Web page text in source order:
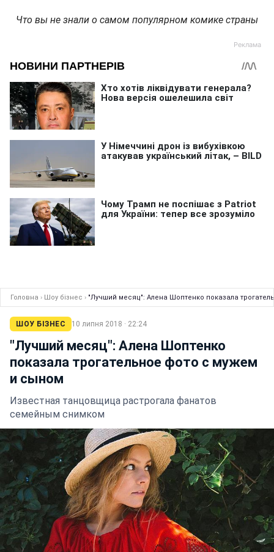
Что вы не знали о самом популярном комике страны
Головна › Шоу бізнес › "Лучший месяц": Алена Шоптенко показала
ШОУ БІЗНЕС 10 липня 2018 · 22:24
"Лучший месяц": Алена Шоптенко
показала трогательное фото с мужем
и сыном
Известная танцовщица растрогала фанатов
семейным снимком